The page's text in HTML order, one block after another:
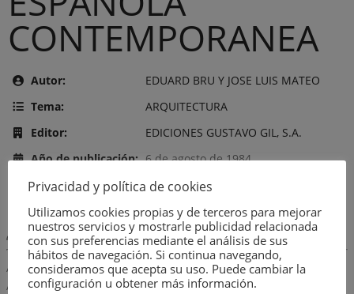
CONTEMPORANEA
Autor:
EDUARD BRU Y JOSE LUIS MATEO
Tema:
ARQUITECTURA
Editor:
EDICIONES GUSTAVO GIL, S.A.
Año de publicación: 6 de agosto de 1984
Número:
1646
Descripción:
ANTOLOGIA ILUSTRADA QUE ANALIZA Y DESCRIBE LA PRACTICA
ARQUITECTONICA ESPAÑOLA MAS CUALIFICADA EN LA DECADA
Privacidad y política de cookies
Utilizamos cookies propias y de terceros para mejorar
nuestros servicios y mostrarle publicidad relacionada
con sus preferencias mediante el análisis de sus
hábitos de navegación. Si continua navegando,
consideramos que acepta su uso. Puede cambiar la
configuración u obtener más información.